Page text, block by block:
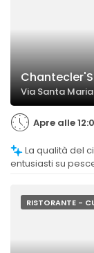
Via Santa
Apre alle
entusiasti su
RISTORANTE -